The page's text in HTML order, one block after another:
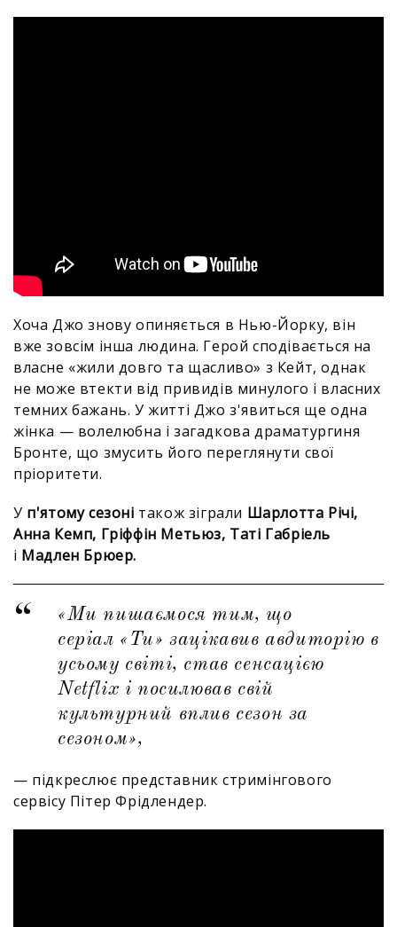
Хоча Джо знову опиняється в Нью-Йорку, він
вже зовсім інша людина. Герой сподівається на
власне «жили довго та щасливо» з Кейт, однак
не може втекти від привидів минулого і власних
темних бажань. У житті Джо з'явиться ще одна
жінка — волелюбна і загадкова драматургиня
Бронте, що змусить його переглянути свої
пріоритети.
У п'ятому сезоні також зіграли Шарлотта Річі,
Анна Кемп, Гріффін Метьюз, Таті Габріель
і Мадлен Брюер.
«Ми пишаємося тим, що
серіал «Ти» зацікавив авдиторію в
усьому світі, став сенсацією
Netflix і посилював свій
культурний вплив сезон за
сезоном»,
— підкреслює представник стримінгового
сервісу Пітер Фрідлендер.